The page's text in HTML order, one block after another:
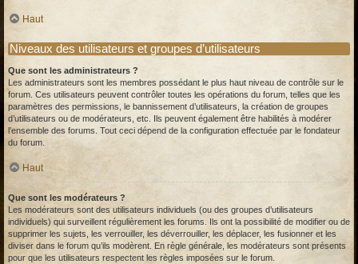
Haut
Niveaux des utilisateurs et groupes d’utilisateurs
Que sont les administrateurs ?
Les administrateurs sont les membres possédant le plus haut niveau de contrôle sur le
forum. Ces utilisateurs peuvent contrôler toutes les opérations du forum, telles que les
paramètres des permissions, le bannissement d’utilisateurs, la création de groupes
d’utilisateurs ou de modérateurs, etc. Ils peuvent également être habilités à modérer
l’ensemble des forums. Tout ceci dépend de la configuration effectuée par le fondateur
du forum.
Haut
Que sont les modérateurs ?
Les modérateurs sont des utilisateurs individuels (ou des groupes d’utilisateurs
individuels) qui surveillent régulièrement les forums. Ils ont la possibilité de modifier ou de
supprimer les sujets, les verrouiller, les déverrouiller, les déplacer, les fusionner et les
diviser dans le forum qu’ils modèrent. En règle générale, les modérateurs sont présents
pour que les utilisateurs respectent les règles imposées sur le forum.